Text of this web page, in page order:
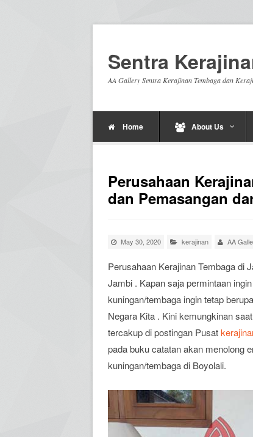
Sentra
AA Gallery Sentra Kerajinan Tembaga dan
Home About Us
Perusahaan
dan Pemasangan
May 30, 2020 kerajinan AA
Perusahaan Kerajinan Tembaga di
Jambi . Kapan saja permintaan
kuningan/tembaga ingin tetap
Negara Kita . Kini kemungkinan
tercakup di postingan Pusat
pada buku catatan akan menolong
kuningan/tembaga di Boyolali.